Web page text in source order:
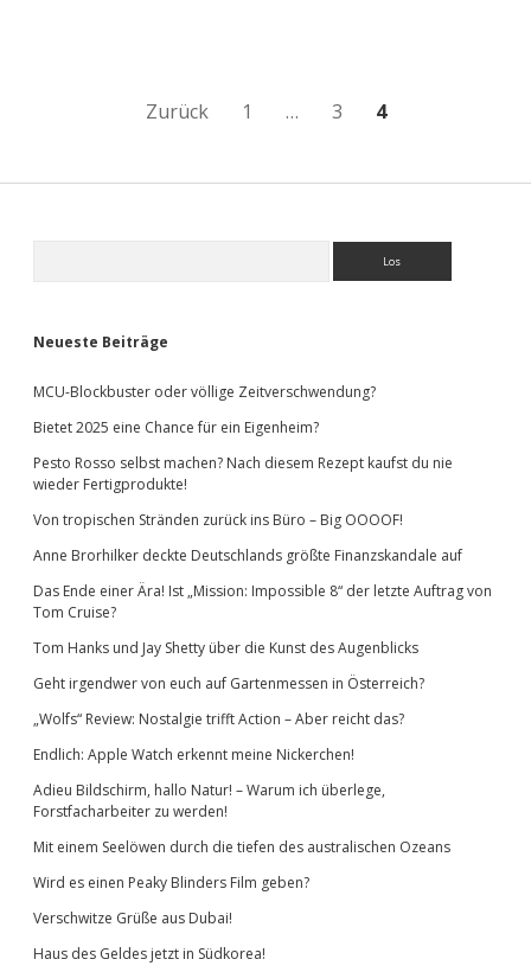
Seitennummerierung
Zurück 1 … 3 4
Neueste Beiträge
MCU-Blockbuster oder völlige Zeitverschwendung?
Bietet 2025 eine Chance für ein Eigenheim?
Pesto Rosso selbst machen? Nach diesem Rezept kaufst du nie
wieder Fertigprodukte!
Von tropischen Stränden zurück ins Büro – Big OOOOF!
Anne Brorhilker deckte Deutschlands größte Finanzskandale auf
Das Ende einer Ära! Ist „Mission: Impossible 8“ der letzte Auftrag von
Tom Cruise?
Tom Hanks und Jay Shetty über die Kunst des Augenblicks
Geht irgendwer von euch auf Gartenmessen in Österreich?
„Wolfs“ Review: Nostalgie trifft Action – Aber reicht das?
Endlich: Apple Watch erkennt meine Nickerchen!
Adieu Bildschirm, hallo Natur! – Warum ich überlege,
Forstfacharbeiter zu werden!
Mit einem Seelöwen durch die tiefen des australischen Ozeans
Wird es einen Peaky Blinders Film geben?
Verschwitze Grüße aus Dubai!
Haus des Geldes jetzt in Südkorea!